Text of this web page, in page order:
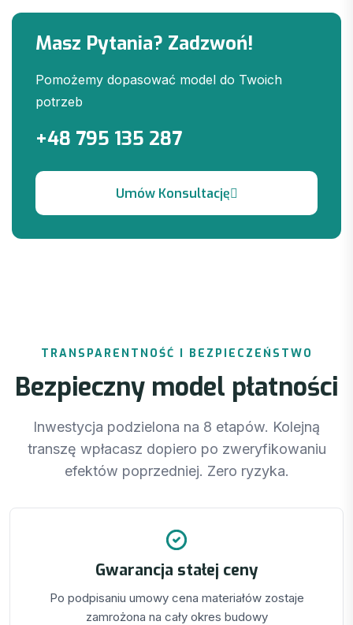
Masz Pytania? Zadzwoń!
Pomożemy dopasować model do Twoich
potrzeb
+48 795 135 287
TRANSPARENTNOŚĆ I BEZPIECZEŃSTWO
Bezpieczny model płatności
Inwestycja podzielona na 8 etapów. Kolejną
transzę wpłacasz dopiero po zweryfikowaniu
efektów poprzedniej. Zero ryzyka.
Gwarancja stałej ceny
Po podpisaniu umowy cena materiałów zostaje
zamrożona na cały okres budowy